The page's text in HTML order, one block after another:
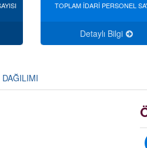
TOPLAM İDARİ PERSONEL
Detaylı Bilgi